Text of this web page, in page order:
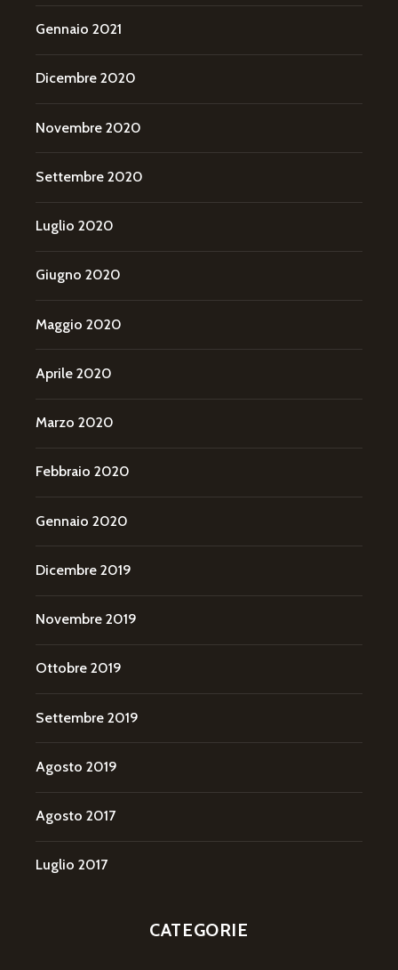
Gennaio 2021
Dicembre 2020
Novembre 2020
Settembre 2020
Luglio 2020
Giugno 2020
Maggio 2020
Aprile 2020
Marzo 2020
Febbraio 2020
Gennaio 2020
Dicembre 2019
Novembre 2019
Ottobre 2019
Settembre 2019
Agosto 2019
Agosto 2017
Luglio 2017
CATEGORIE